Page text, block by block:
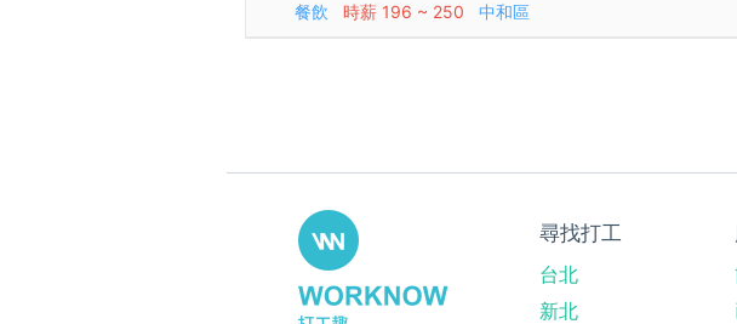
餐飲
時薪 196 ~ 250 中和區
尋找打工
台北
新北